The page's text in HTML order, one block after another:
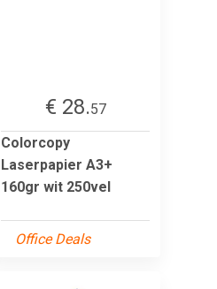
€ 28.57
Colorcopy
Laserpapier A3+
160gr wit 250vel
Office Deals